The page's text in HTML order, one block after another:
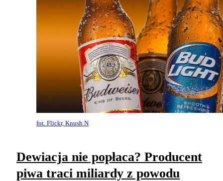
fot. Flickr, Knush N
Dewiacja nie popłaca? Producent
piwa traci miliardy z powodu